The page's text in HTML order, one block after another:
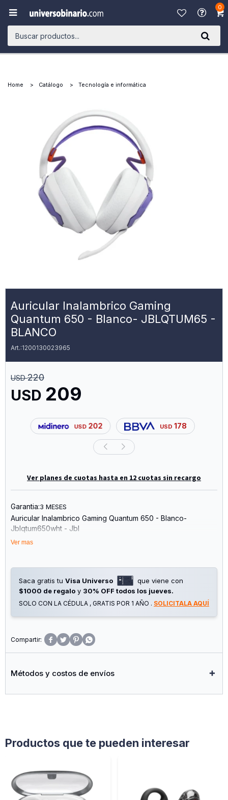
0

Home Catálogo Tecnología e informática
Auricular Inalambrico Gaming
Quantum 650 - Blanco- JBLQTUM65 -
BLANCO
1200130023965
USD 209
USD 220
USD 202 USD 178
Ver planes de cuotas hasta en 12 cuotas sin recargo
Garantia:3 MESES
Auricular Inalambrico Gaming Quantum 650 - Blanco-
Jblqtum650wht - Jbl
Ver mas
Saca gratis tu Visa Universo
que viene con
$1000 de regalo y 30% OFF todos los jueves.
SOLO CON LA CÉDULA , GRATIS POR 1 AÑO . SOLICITALA AQUÍ
   
Métodos y costos de envíos
Productos que te pueden interesar